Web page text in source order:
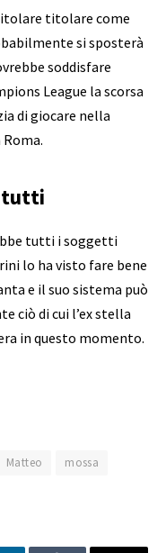
titolare come
si sposterà
soddisfare
League la scorsa
di giocare nella
tutti
tutti i soggetti
lo ha visto fare bene
e il suo sistema può
ciò di cui l’ex stella
in questo momento.
Matteo
mossa